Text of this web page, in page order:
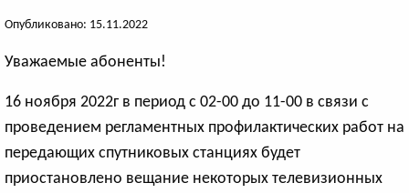
Опубликовано: 15.11.2022
Уважаемые абоненты!
16 ноября 2022г в период с 02-00 до 11-00 в связи с
проведением регламентных профилактических работ на
передающих спутниковых станциях будет
приостановлено вещание некоторых телевизионных